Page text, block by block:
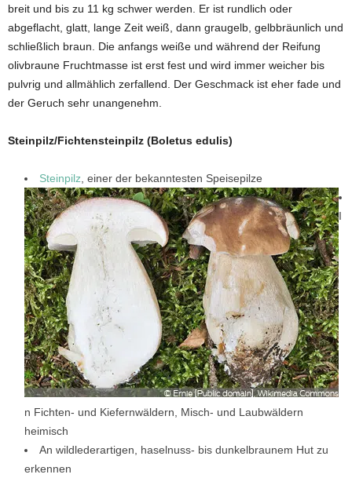
breit und bis zu 11 kg schwer werden. Er ist rundlich oder
abgeflacht, glatt, lange Zeit weiß, dann graugelb, gelbbräunlich und
schließlich braun. Die anfangs weiße und während der Reifung
olivbraune Fruchtmasse ist erst fest und wird immer weicher bis
pulvrig und allmählich zerfallend. Der Geschmack ist eher fade und
der Geruch sehr unangenehm.
Steinpilz/Fichtensteinpilz (Boletus edulis)
Steinpilz, einer der bekanntesten Speisepilze
I
n Fichten- und Kiefernwäldern, Misch- und Laubwäldern
heimisch
An wildlederartigen, haselnuss- bis dunkelbraunem Hut zu
erkennen